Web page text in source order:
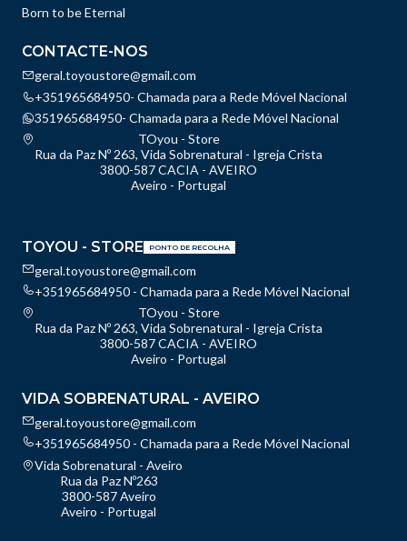
Born to be Eternal
CONTACTE-NOS
geral.toyoustore@gmail.com
+351965684950- Chamada para a Rede Móvel Nacional
351965684950- Chamada para a Rede Móvel Nacional
TOyou - Store
Rua da Paz Nº 263, Vida Sobrenatural - Igreja Crista
3800-587 CACIA - AVEIRO
Aveiro - Portugal
TOYOU - STORE PONTO DE RECOLHA
geral.toyoustore@gmail.com
+351965684950 - Chamada para a Rede Móvel Nacional
TOyou - Store
Rua da Paz Nº 263, Vida Sobrenatural - Igreja Crista
3800-587 CACIA - AVEIRO
Aveiro - Portugal
VIDA SOBRENATURAL - AVEIRO
geral.toyoustore@gmail.com
+351965684950 - Chamada para a Rede Móvel Nacional
Vida Sobrenatural - Aveiro
Rua da Paz Nº263
3800-587 Aveiro
Aveiro - Portugal